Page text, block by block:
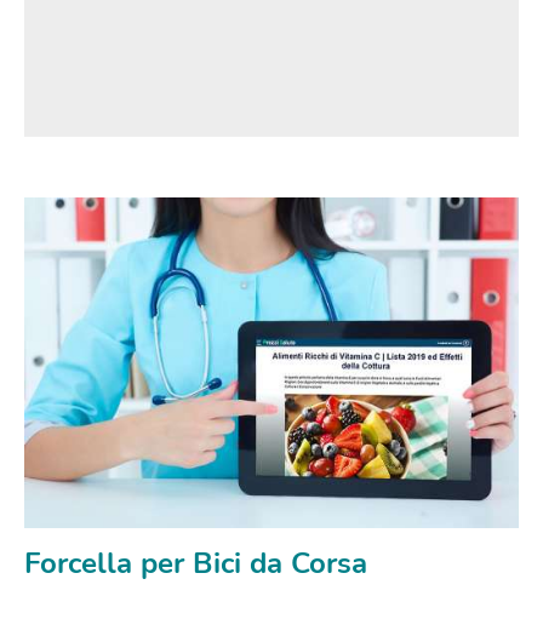
Forcella per Bici da Corsa